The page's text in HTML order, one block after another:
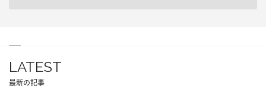
LATEST
最新の記事